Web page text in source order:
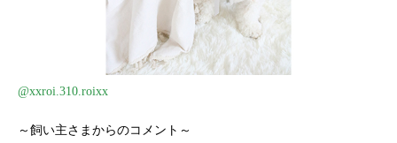
@xxroi.310.roixx
～飼い主さまからのコメント～